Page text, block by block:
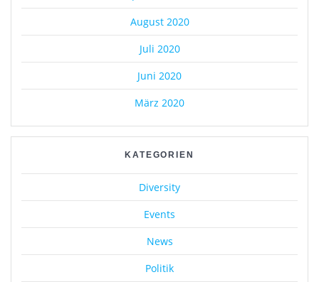
August 2020
Juli 2020
Juni 2020
März 2020
KATEGORIEN
Diversity
Events
News
Politik